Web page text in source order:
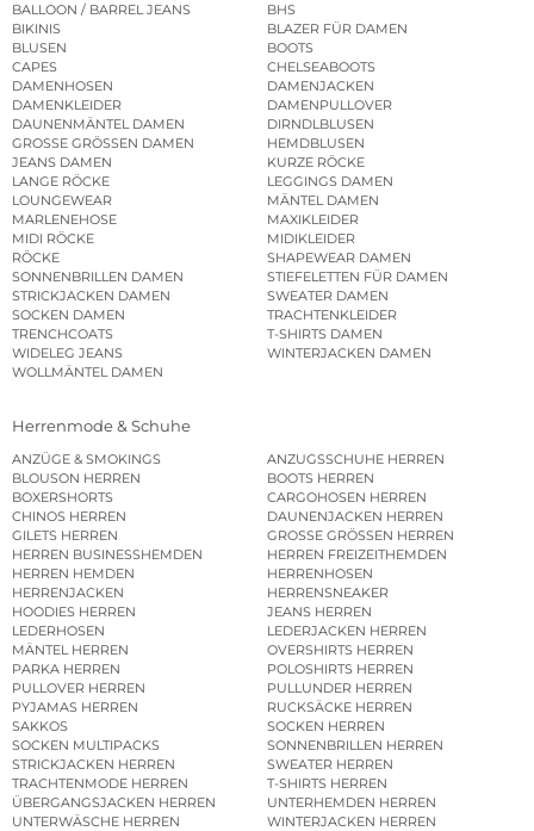
BALLOON / BARREL JEANS
BHS
BIKINIS
BLAZER FÜR DAMEN
BLUSEN
BOOTS
CAPES
CHELSEABOOTS
DAMENHOSEN
DAMENJACKEN
DAMENKLEIDER
DAMENPULLOVER
DAUNENMÄNTEL DAMEN
DIRNDLBLUSEN
GROSSE GRÖSSEN DAMEN
HEMDBLUSEN
JEANS DAMEN
KURZE RÖCKE
LANGE RÖCKE
LEGGINGS DAMEN
LOUNGEWEAR
MÄNTEL DAMEN
MARLENEHOSE
MAXIKLEIDER
MIDI RÖCKE
MIDIKLEIDER
RÖCKE
SHAPEWEAR DAMEN
SONNENBRILLEN DAMEN
STIEFELETTEN FÜR DAMEN
STRICKJACKEN DAMEN
SWEATER DAMEN
SOCKEN DAMEN
TRACHTENKLEIDER
TRENCHCOATS
T-SHIRTS DAMEN
WIDELEG JEANS
WINTERJACKEN DAMEN
WOLLMÄNTEL DAMEN
Herrenmode & Schuhe
ANZÜGE & SMOKINGS
ANZUGSSCHUHE HERREN
BLOUSON HERREN
BOOTS HERREN
BOXERSHORTS
CARGOHOSEN HERREN
CHINOS HERREN
DAUNENJACKEN HERREN
GILETS HERREN
GROSSE GRÖSSEN HERREN
HERREN BUSINESSHEMDEN
HERREN FREIZEITHEMDEN
HERREN HEMDEN
HERRENHOSEN
HERRENJACKEN
HERRENSNEAKER
HOODIES HERREN
JEANS HERREN
LEDERHOSEN
LEDERJACKEN HERREN
MÄNTEL HERREN
OVERSHIRTS HERREN
PARKA HERREN
POLOSHIRTS HERREN
PULLOVER HERREN
PULLUNDER HERREN
PYJAMAS HERREN
RUCKSÄCKE HERREN
SAKKOS
SOCKEN HERREN
SOCKEN MULTIPACKS
SONNENBRILLEN HERREN
STRICKJACKEN HERREN
SWEATER HERREN
TRACHTENMODE HERREN
T-SHIRTS HERREN
ÜBERGANGSJACKEN HERREN
UNTERHEMDEN HERREN
UNTERWÄSCHE HERREN
WINTERJACKEN HERREN